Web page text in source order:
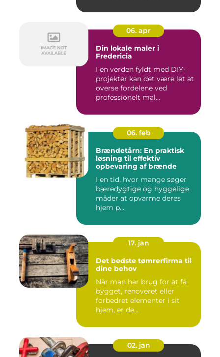
06. apr
Din lokale maler i
Fredericia
I en verden fyldt med DIY-
projekter kan det være let at
overse fordelene ved
professionelt mal...
06. feb
Brændetårn: En praktisk
løsning til effektiv
opbevaring af brænde
I en tid, hvor mange søger
bæredygtige og hyggelige
måder at opvarme deres
hjem p...
17. jan
Det bedste tømrerfirma til
dine behov
Når man har brug for at få
bygget, renoveret eller
forbedret elementer i sit
hjem, er de...
02. jan